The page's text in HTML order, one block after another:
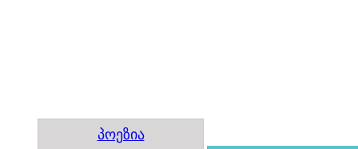
პოეზია